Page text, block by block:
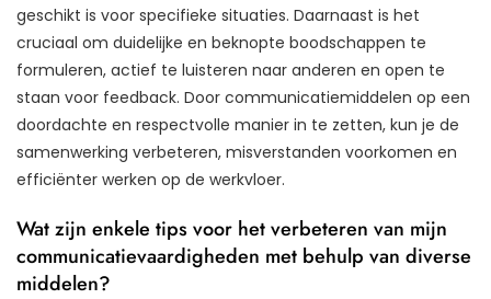
geschikt is voor specifieke situaties. Daarnaast is het
cruciaal om duidelijke en beknopte boodschappen te
formuleren, actief te luisteren naar anderen en open te
staan voor feedback. Door communicatiemiddelen op een
doordachte en respectvolle manier in te zetten, kun je de
samenwerking verbeteren, misverstanden voorkomen en
efficiënter werken op de werkvloer.
Wat zijn enkele tips voor het verbeteren van mijn
communicatievaardigheden met behulp van diverse
middelen?